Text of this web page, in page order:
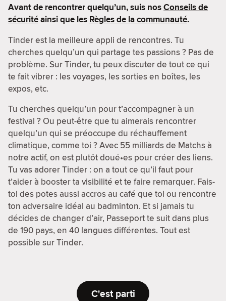
Avant de rencontrer quelqu’un, suis nosConseils de
sécuritéainsi que les Règles de la communauté.
Tinder est la meilleure appli de rencontres. Tu
cherches quelqu’un qui partage tes passions ? Pas de
problème. Sur Tinder, tu peux discuter de tout ce qui
te fait vibrer : les voyages, les sorties en boîtes, les
expos, etc.
Tu cherches quelqu’un pour t’accompagner à un
festival ? Ou peut-être que tu aimerais rencontrer
quelqu’un qui se préoccupe du réchauffement
climatique, comme toi ? Avec 55 milliards de Matchs à
notre actif, on est plutôt doué•es pour créer des liens.
Tu vas adorer Tinder : on a tout ce qu’il faut pour
t’aider à booster ta visibilité et te faire remarquer. Fais-
toi des potes aussi accros au café que toi ou rencontre
ton adversaire idéal au badminton. Et si jamais tu
décides de changer d’air, Passeport te suit dans plus
de 190 pays, en 40 langues différentes. Tout est
possible sur Tinder.
C'est parti